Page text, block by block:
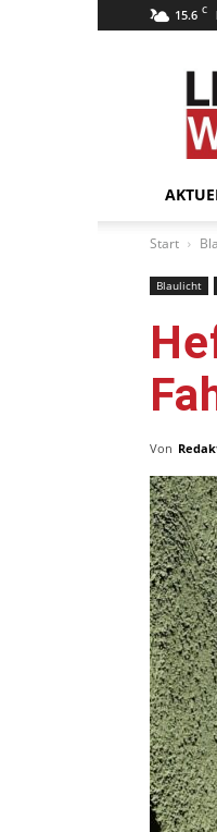
15.6 C
Start
Blaulicht
Von